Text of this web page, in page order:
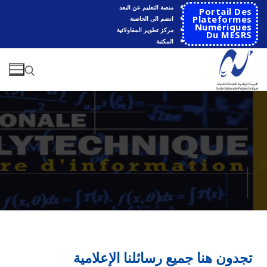
Portail Des
Plateformes
Numériques
Du MESRS
منصة التعليم عن البعد
انضم الى الحاضنة
مركز تطوير المقاولاتية
المكتبة
الرئيسية
المدرسة
تاريخ المدرسة
الهندسة الاتوماتكية
التعاون
تجدون هنا جميع رسائلنا الإعلامية